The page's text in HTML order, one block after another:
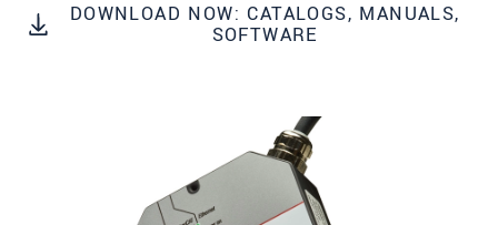
DOWNLOAD NOW: CATALOGS, MANUALS,
SOFTWARE
個人情報に関するプライバシーステートメント
をお読みください。.